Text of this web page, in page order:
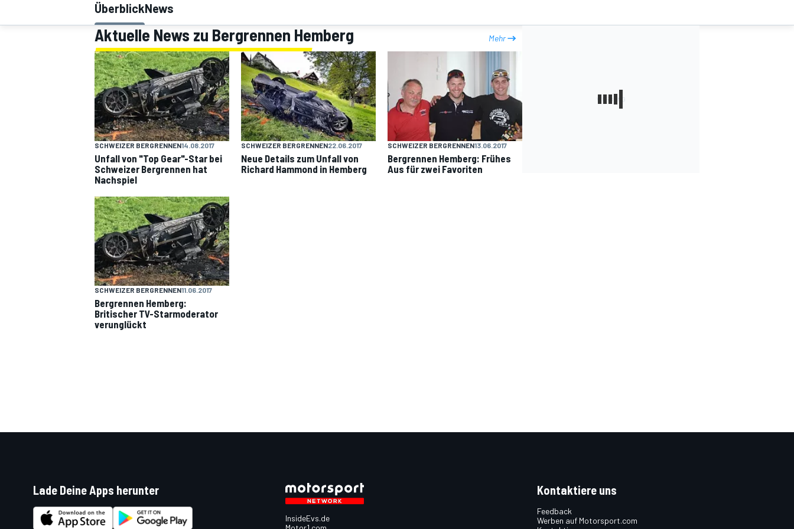
MOTOGP
ÜberblickNews
Aktuelle News zu Bergrennen Hemberg Mehr
SCHWEIZER BERGRENNEN14.08.2017
Unfall von "Top Gear"-Star bei
Schweizer Bergrennen hat
Nachspiel
SCHWEIZER BERGRENNEN22.06.2017
Neue Details zum Unfall von
Richard Hammond in Hemberg
SCHWEIZER BERGRENNEN13.06.2017
Bergrennen Hemberg: Frühes
Aus für zwei Favoriten
SCHWEIZER BERGRENNEN11.06.2017
Bergrennen Hemberg:
Britischer TV-Starmoderator
verunglückt
Lade Deine Apps herunter
InsideEvs.de
Kontaktiere uns
Feedback
Werben auf Motorsport.com